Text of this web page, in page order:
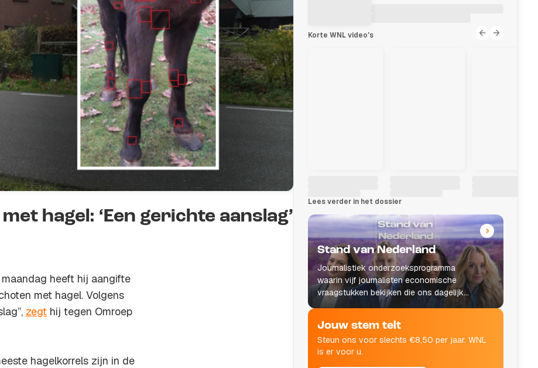
hagel: ‘Een gerichte aanslag’
heeft hij aangifte
met hagel. Volgens
zegt hij tegen Omroep
hagelkorrels zijn in de
Korte WNL video's
Lees verder in het dossier
Stand van Nederland
Journalistiek onderzoeksprogramma
waarin vijf journalisten economische
vraagstukken bekijken die ons dagelijks
leven raken.
Jouw stem telt
Steun ons voor slechts €8,50 per jaar. WNL
is er voor u.